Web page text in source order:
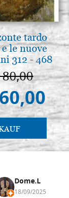
tardo
le nuove
312 - 468
Dome.L
18/09/2025